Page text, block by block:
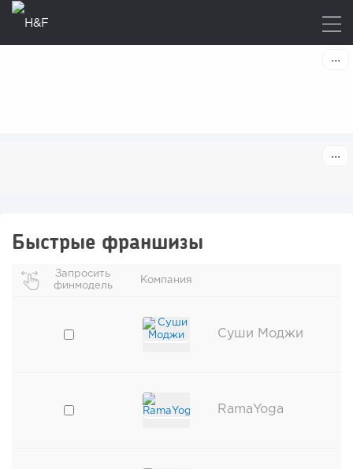
Быстрые франшизы
Запросить
финмодель
Компания
Суши Моджи
RamaYoga